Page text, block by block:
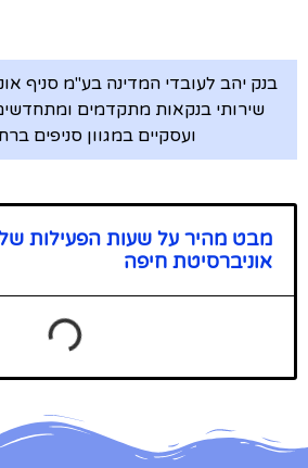
בנק יהב לעובדי המדינה בע"מ סניף
שירותי בנקאות מתקדמים
ועסקיים במגוון סניפים
מבט מהיר על שעות הפעילות של
אוניברסיטת חיפה